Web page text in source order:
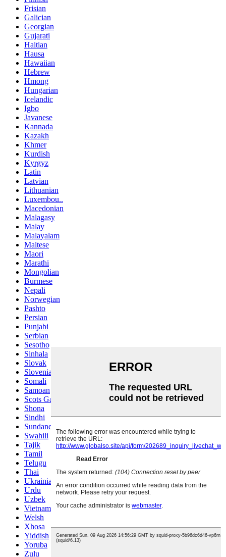
Frisian
Galician
Georgian
Gujarati
Haitian
Hausa
Hawaiian
Hebrew
Hmong
Hungarian
Icelandic
Igbo
Javanese
Kannada
Kazakh
Khmer
Kurdish
Kyrgyz
Latin
Latvian
Lithuanian
Luxembou..
Macedonian
Malagasy
Malay
Malayalam
Maltese
Maori
Marathi
Mongolian
Burmese
Nepali
Norwegian
Pashto
Persian
Punjabi
Serbian
Sesotho
Sinhala
Slovak
Slovenian
Somali
Samoan
Scots Gaelic
Shona
Sindhi
Sundanese
Swahili
Tajik
Tamil
Telugu
Thai
Ukrainian
Urdu
Uzbek
Vietnamese
Welsh
Xhosa
Yiddish
Yoruba
Zulu